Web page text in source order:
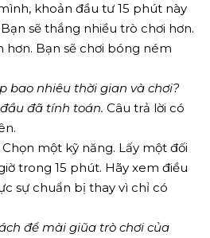
khoản đầu tư 15 phút này
sẽ thắng nhiều trò chơi hơn.
hơn. Bạn sẽ chơi bóng ném
bao nhiêu thời gian và chơi?
đã tính toán. Câu trả lời có
một kỹ năng. Lấy một đối
trong 15 phút. Hãy xem điều
sự chuẩn bị thay vì chỉ có
để mài giũa trò chơi của